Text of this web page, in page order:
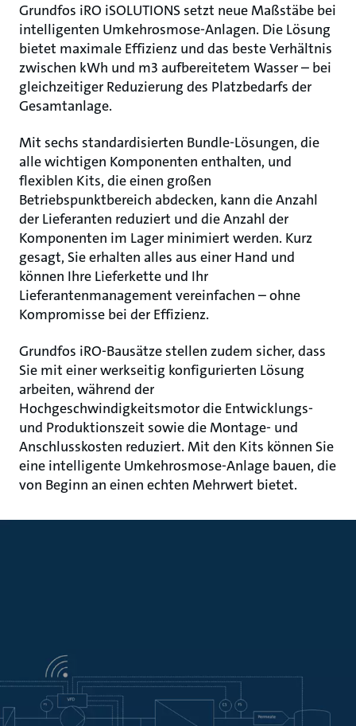
Grundfos iRO iSOLUTIONS setzt neue Maßstäbe bei
intelligenten Umkehrosmose-Anlagen. Die Lösung
bietet maximale Effizienz und das beste Verhältnis
zwischen kWh und m3 aufbereitetem Wasser – bei
gleichzeitiger Reduzierung des Platzbedarfs der
Gesamtanlage.
Mit sechs standardisierten Bundle-Lösungen, die
alle wichtigen Komponenten enthalten, und
flexiblen Kits, die einen großen
Betriebspunktbereich abdecken, kann die Anzahl
der Lieferanten reduziert und die Anzahl der
Komponenten im Lager minimiert werden. Kurz
gesagt, Sie erhalten alles aus einer Hand und
können Ihre Lieferkette und Ihr
Lieferantenmanagement vereinfachen – ohne
Kompromisse bei der Effizienz.
Grundfos iRO-Bausätze stellen zudem sicher, dass
Sie mit einer werkseitig konfigurierten Lösung
arbeiten, während der
Hochgeschwindigkeitsmotor die Entwicklungs-
und Produktionszeit sowie die Montage- und
Anschlusskosten reduziert. Mit den Kits können Sie
eine intelligente Umkehrosmose-Anlage bauen, die
von Beginn an einen echten Mehrwert bietet.